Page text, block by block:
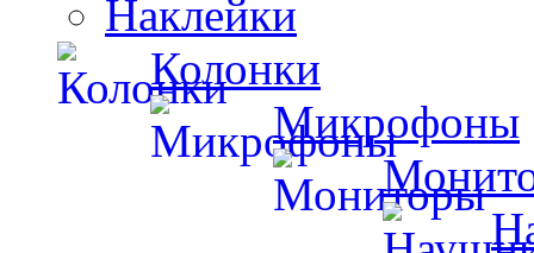
Наклейки
Колонки
Микрофоны